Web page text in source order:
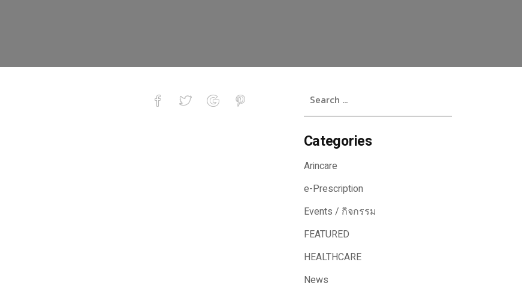
for:
Categories
Arincare
e-Prescription
Events / กิจกรรม
FEATURED
HEALTHCARE
News